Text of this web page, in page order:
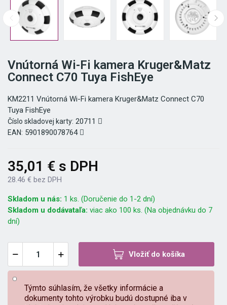
Vnútorná Wi-Fi kamera Kruger&Matz
Connect C70 Tuya FishEye
KM2211 Vnútorná Wi-Fi kamera Kruger&Matz Connect C70
Tuya FishEye
Číslo skladovej karty: 20711
EAN: 5901890078764
35,01 € s DPH
28.46 € bez DPH
Skladom u nás: 1 ks. (Doručenie do 1-2 dní)
Skladom u dodávataľa: viac ako 100 ks. (Na objednávku do 7
dní)
Vložiť do košíka
Týmto súhlasím, že všetky informácie a
dokumenty tohto výrobku budú dostupné iba v